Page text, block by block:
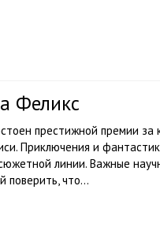
Феликс
престижной премии за
Приключения и
линии. Важные
поверить, что...